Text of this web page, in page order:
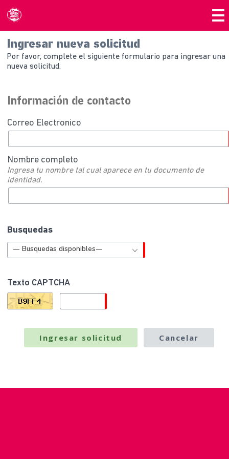
Ingresar nueva solicitud
Por favor, complete el siguiente formulario para ingresar una
nueva solicitud.
Información de contacto
Correo Electronico
Nombre completo
Ingresa tu nombre tal cual aparece en tu documento de
identidad.
Busquedas
— Busquedas disponibles—
Texto CAPTCHA